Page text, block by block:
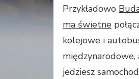
Przykładowo
ma świetne
kolejowe i
międzynarodowe,
jedziesz